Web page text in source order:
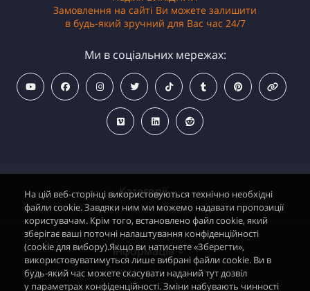
Категорії
Водонагрівачі електричні
Димохідні газові колонки
Інформація
Замовлення на сайті Ви можете залишити
в будь-який зручний для Вас час 24/7
Ми в соціальних мережах:
На цій веб-сторінці використовуються технічно необхідні
файли cookie. Завдяки ним ми можемо надавати пропозиції
користувачам. Крім того, встановлено файл cookie, який
зберігає ваші поточні налаштування конфіденційності
(cookie для вибору).Якщо ви натиснете «Зберегти»,
використовуватимуться лише вибрані файли cookie. Ви в
будь-який час можете скасувати наданий тут дозвіл
у параметрах конфіденційності. Зміни набувають чинності